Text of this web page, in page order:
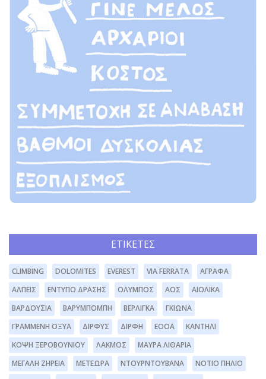
ΕΤΙΚΈΤΕΣ
CLIMBING DOLOMITES EVEREST VIA FERRATA
ΆΓΡΑΦΑ
ΆΛΠΕΙΣ
ΈΝΤΥΠΟ ΔΡΆΣΗΣ ΌΛΥΜΠΟΣ ΑΟΣ
ΑΙΟΛΙΚΆ
ΒΑΡΔΟΎΣΙΑ
ΒΑΡΥΜΠΌΜΠΗ ΒΕΡΛΊΓΚΑ
ΓΚΙΏΝΑ
ΓΡΑΜΜΈΝΗ ΟΞΥΆ
ΔΊΡΦΥΣ ΔΙΡΦΗ ΕΟΟΑ
ΚΑΝΤΉΛΙ
ΚΌΨΗ ΞΕΡΟΒΟΥΝΊΟΥ
ΛΆΚΜΟΣ
ΜΑΥΡΑ ΛΙΘΆΡΙΑ
ΜΕΓΆΛΗ ΖΉΡΕΙΑ
ΜΕΤΈΩΡΑ ΝΤΟΥΡΝΤΟΥΒΆΝΑ
ΝΌΤΙΟ ΠΉΛΙΟ